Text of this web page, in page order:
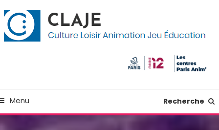
Menu Recherche